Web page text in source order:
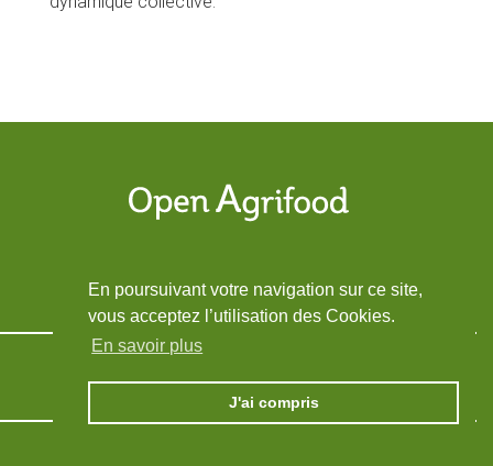
En poursuivant votre navigation sur ce site,
vous acceptez l’utilisation des Cookies.
En savoir plus
J'ai compris
Mentions légales
Contactez-nous